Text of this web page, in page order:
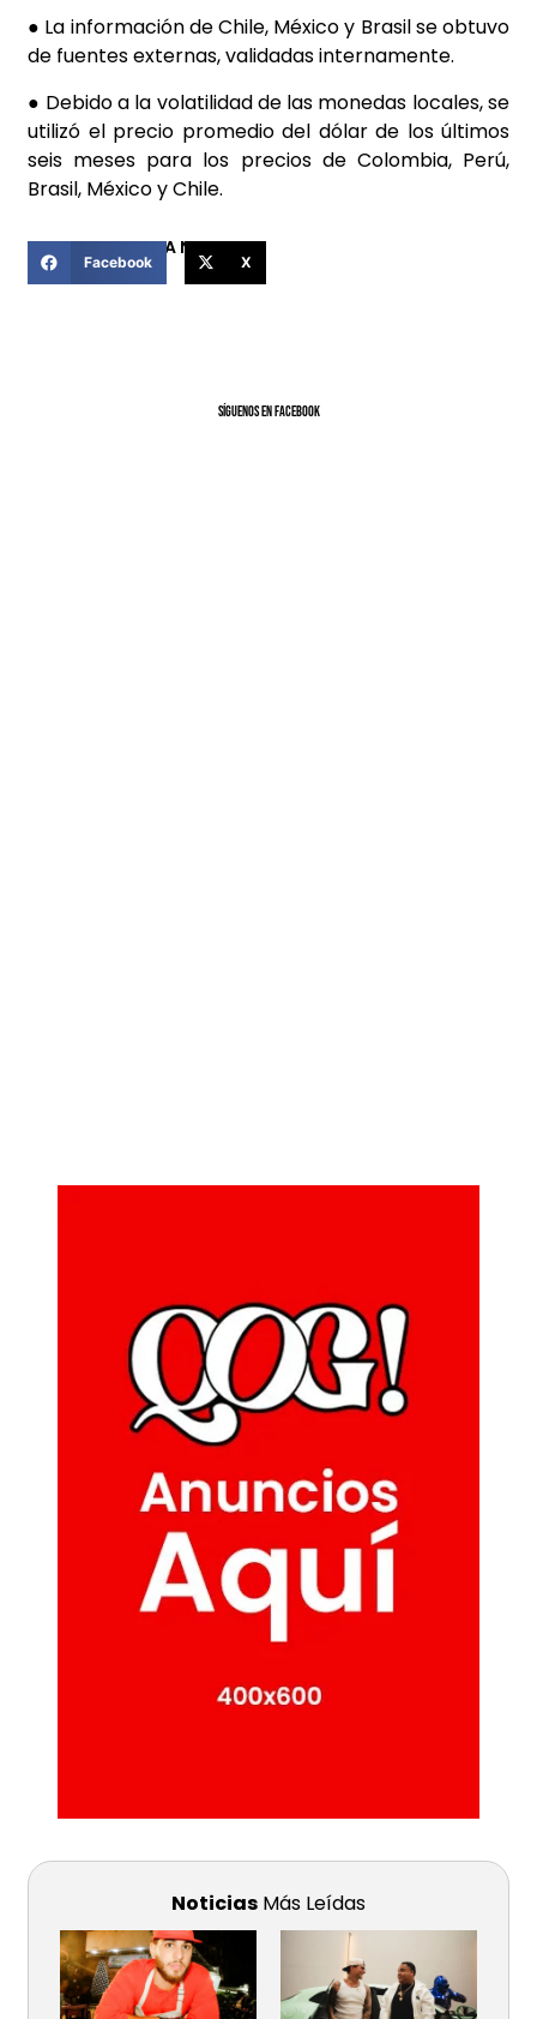
● La información de Chile, México y Brasil se obtuvo
de fuentes externas, validadas internamente.
● Debido a la volatilidad de las monedas locales, se
utilizó el precio promedio del dólar de los últimos
seis meses para los precios de Colombia, Perú,
Brasil, México y Chile.
COMPARTIR ESTA NOTICIA
Facebook X
SíGUENOS EN FACEBOOK
Noticias Más Leídas